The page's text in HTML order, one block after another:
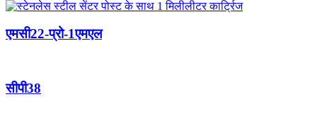
एमसी22-प्रो-1एमएल
सीपी38